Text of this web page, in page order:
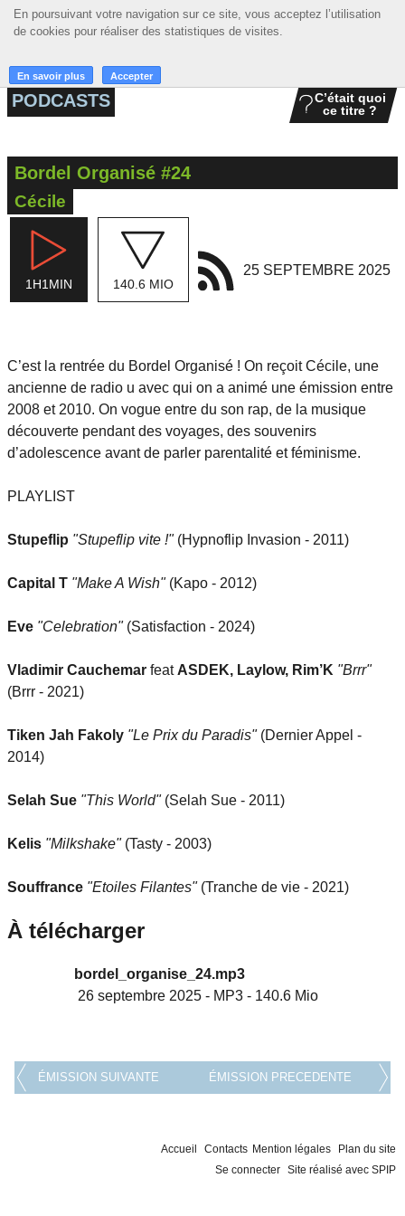
En poursuivant votre navigation sur ce site, vous acceptez l’utilisation
de cookies pour réaliser des statistiques de visites.
En savoir plus Accepter
En poursuivant votre navigation sur ce site, vous acceptez l’utilisation
de cookies pour réaliser des statistiques de visites.
En savoir plus Accepter
☰ MENU
ACCUEIL
ACTIONS
PODCASTS
C’était quoi
ce titre ?
Bordel Organisé #24
Cécile
1H1MIN 140.6 MIO
25 SEPTEMBRE 2025
C’est la rentrée du Bordel Organisé ! On reçoit Cécile, une
ancienne de radio u avec qui on a animé une émission entre
2008 et 2010. On vogue entre du son rap, de la musique
découverte pendant des voyages, des souvenirs
d’adolescence avant de parler parentalité et féminisme.
PLAYLIST
Stupeflip "Stupeflip vite !"(Hypnoflip Invasion - 2011)
Capital T "Make A Wish"(Kapo - 2012)
Eve "Celebration"(Satisfaction - 2024)
Vladimir Cauchemar feat ASDEK, Laylow, Rim’K "Brrr"
(Brrr - 2021)
Tiken Jah Fakoly "Le Prix du Paradis"(Dernier Appel -
2014)
Selah Sue "This World"(Selah Sue - 2011)
Kelis "Milkshake"(Tasty - 2003)
Souffrance "Etoiles Filantes"(Tranche de vie - 2021)
À télécharger
bordel_organise_24.mp3
26 septembre 2025 - MP3 - 140.6 Mio
ÉMISSION SUIVANTE ÉMISSION PRECEDENTE
Accueil Contacts Mention légales
Plan du site
Se connecter Site réalisé avec SPIP